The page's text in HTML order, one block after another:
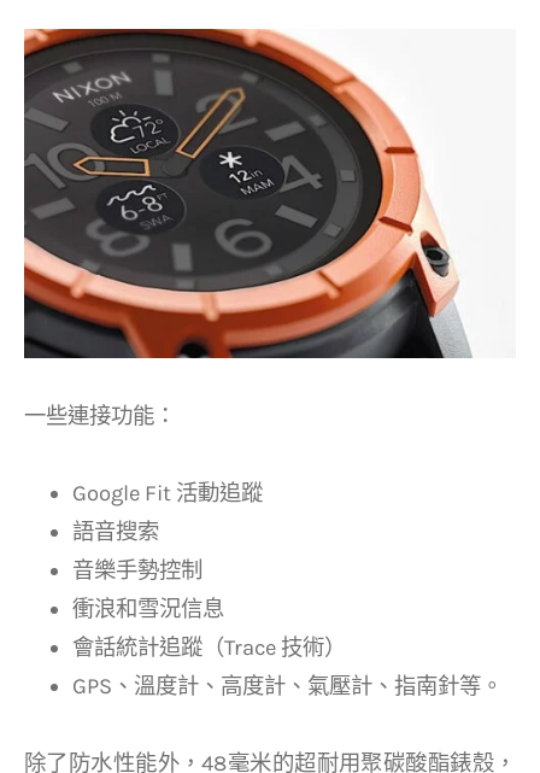
一些連接功能：
Google Fit 活動追蹤
語音搜索
音樂手勢控制
衝浪和雪況信息
會話統計追蹤（Trace 技術）
GPS、溫度計、高度計、氣壓計、指南針等。
除了防水性能外，48毫米的超耐用聚碳酸酯錶殼，